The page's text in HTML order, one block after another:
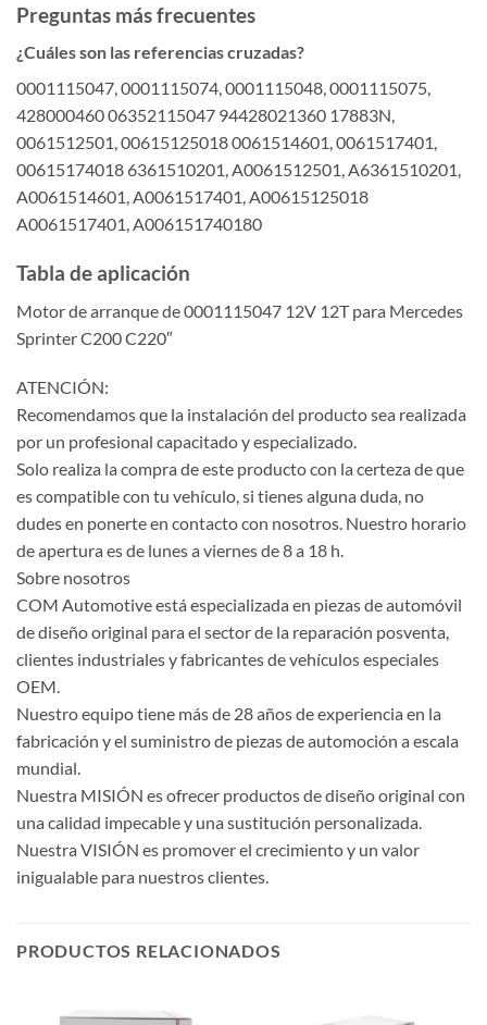
Preguntas más frecuentes
¿Cuáles son las referencias cruzadas?
0001115047, 0001115074, 0001115048, 0001115075,
428000460 06352115047 94428021360 17883N,
0061512501, 00615125018 0061514601, 0061517401,
00615174018 6361510201, A0061512501, A6361510201,
A0061514601, A0061517401, A00615125018
A0061517401, A006151740180
Tabla de aplicación
Motor de arranque de 0001115047 12V 12T para Mercedes
Sprinter C200 C220″
ATENCIÓN:
Recomendamos que la instalación del producto sea realizada
por un profesional capacitado y especializado.
Solo realiza la compra de este producto con la certeza de que
es compatible con tu vehículo, si tienes alguna duda, no
dudes en ponerte en contacto con nosotros. Nuestro horario
de apertura es de lunes a viernes de 8 a 18 h.
Sobre nosotros
COM Automotive está especializada en piezas de automóvil
de diseño original para el sector de la reparación posventa,
clientes industriales y fabricantes de vehículos especiales
OEM.
Nuestro equipo tiene más de 28 años de experiencia en la
fabricación y el suministro de piezas de automoción a escala
mundial.
Nuestra MISIÓN es ofrecer productos de diseño original con
una calidad impecable y una sustitución personalizada.
Nuestra VISIÓN es promover el crecimiento y un valor
inigualable para nuestros clientes.
PRODUCTOS RELACIONADOS